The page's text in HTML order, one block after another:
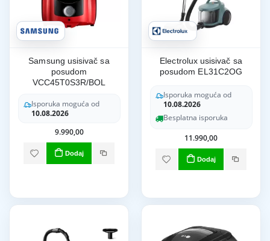
Samsung usisivač sa
posudom
VCC45T0S3R/BOL
Isporuka moguća od
10.08.2026
9.990,00
Dodaj
Electrolux usisivač sa
posudom EL31C2OG
Isporuka moguća od
10.08.2026
Besplatna isporuka
11.990,00
Dodaj